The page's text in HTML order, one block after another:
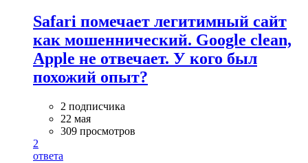
Safari помечает легитимный сайт
как мошеннический. Google clean,
Apple не отвечает. У кого был
похожий опыт?
2 подписчика
22 мая
309 просмотров
2
ответа